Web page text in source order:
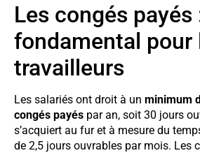
Les congés
fondamental pour
travailleurs
Les salariés ont droit à un minimum
congés payés par an, soit 30 jours
s’acquiert au fur et à mesure du
de 2,5 jours ouvrables par mois. Les